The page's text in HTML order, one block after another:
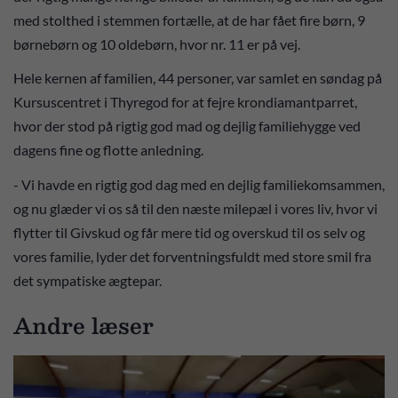
med stolthed i stemmen fortælle, at de har fået fire børn, 9
børnebørn og 10 oldebørn, hvor nr. 11 er på vej.
Hele kernen af familien, 44 personer, var samlet en søndag på
Kursuscentret i Thyregod for at fejre krondiamantparret,
hvor der stod på rigtig god mad og dejlig familiehygge ved
dagens fine og flotte anledning.
- Vi havde en rigtig god dag med en dejlig familiekomsammen,
og nu glæder vi os så til den næste milepæl i vores liv, hvor vi
flytter til Givskud og får mere tid og overskud til os selv og
vores familie, lyder det forventningsfuldt med store smil fra
det sympatiske ægtepar.
Andre læser